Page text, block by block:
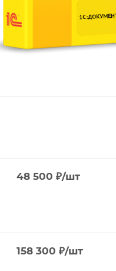
48 500 ₽/шт
158 300 ₽/шт